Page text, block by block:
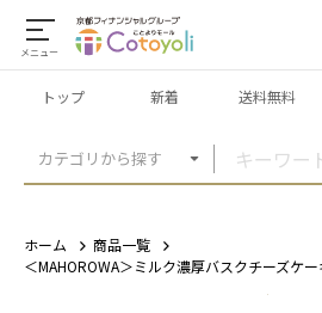
メニュー
カテゴリから探す
トップ 新着 送料無料
ホーム
商品一覧
＜MAHOROWA＞ミルク濃厚バスクチーズケ